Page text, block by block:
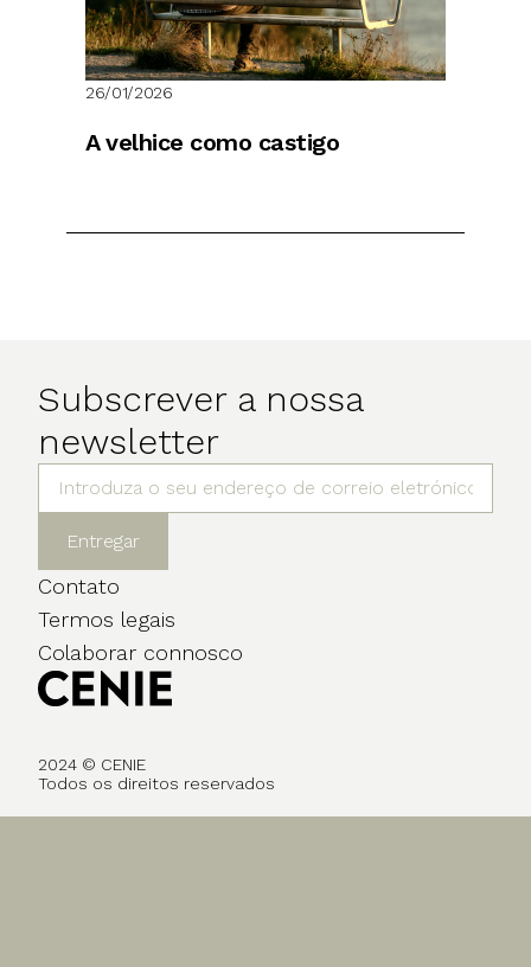
26/01/2026
A velhice como castigo
Subscrever a nossa
newsletter
Entregar
Contato
Termos legais
Colaborar connosco
2024 © CENIE
Todos os direitos reservados